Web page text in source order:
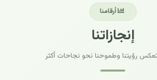
أرقامنا
إنجازاتنا
رؤيتنا وطموحنا نحو نجاحات أكثر